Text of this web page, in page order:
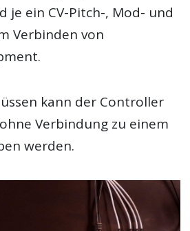
je ein CV-Pitch-, Mod- und
Verbinden von
kann der Controller
Verbindung zu einem
werden.